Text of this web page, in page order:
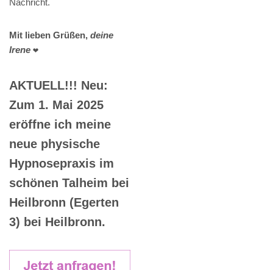
Mit lieben Grüßen, deine
Irene ❤️
AKTUELL!!! Neu:
Zum 1. Mai 2025
eröffne ich meine
neue physische
Hypnosepraxis im
schönen Talheim bei
Heilbronn (Egerten
3) bei Heilbronn.